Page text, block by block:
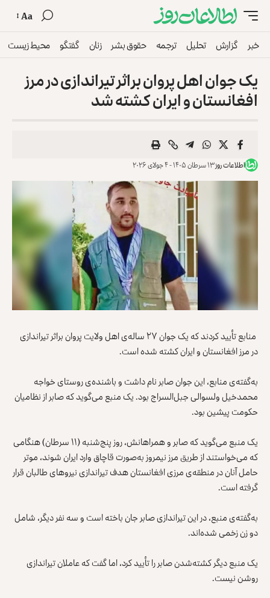
Aa
خبر گزارش تحلیل ترجمه حقوق بشر زنان گفتگو محیط زیست
یک جوان اهل پروان براثر تیراندازی در مرز
افغانستان و ایران کشته شد
اطلاعات روز۱۳ سرطان ۱۴۰۵ - ۴ جولای ۲۰۲۶
منابع تأیید کردند که یک جوان ۲۷ ساله‌ی اهل ولایت پروان براثر تیراندازی
در مرز افغانستان و ایران کشته شده است.
به‌گفته‌ی منابع، این جوان صابر نام داشت و باشنده‌ی روستای خواجه
محمدخیل ولسوالی جبل‌السراج بود. یک منبع می‌گوید که صابر از نظامیان
حکومت پیشین بود.
یک منبع می‌گوید که صابر و همراهانش، روز پنج‌شنبه (۱۱ سرطان) هنگامی
که می‌خواستند از طریق مرز نیمروز به‌صورت قاچاق وارد ایران شوند، موتر
حامل آنان در منطقه‌ی مرزی افغانستان هدف تیراندازی نیروهای طالبان قرار
گرفته است.
به‌گفته‌ی منبع، در این تیراندازی صابر جان باخته است و سه نفر دیگر، شامل
دو زن زخمی شده‌اند.
یک منبع دیگر کشته‌شدن صابر را تأیید کرد، اما گفت که عاملان تیراندازی
روشن نیست.